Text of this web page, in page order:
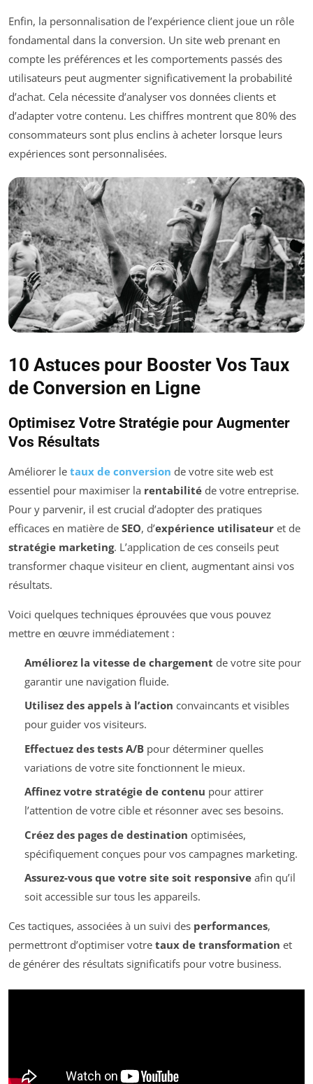
Enfin, la personnalisation de l’expérience client joue un rôle
fondamental dans la conversion. Un site web prenant en
compte les préférences et les comportements passés des
utilisateurs peut augmenter significativement la probabilité
d’achat. Cela nécessite d’analyser vos données clients et
d’adapter votre contenu. Les chiffres montrent que 80% des
consommateurs sont plus enclins à acheter lorsque leurs
expériences sont personnalisées.
10 Astuces pour Booster Vos Taux
de Conversion en Ligne
Optimisez Votre Stratégie pour Augmenter
Vos Résultats
Améliorer le taux de conversion de votre site web est
essentiel pour maximiser la rentabilité de votre entreprise.
Pour y parvenir, il est crucial d’adopter des pratiques
efficaces en matière de SEO, d’expérience utilisateur et de
stratégie marketing. L’application de ces conseils peut
transformer chaque visiteur en client, augmentant ainsi vos
résultats.
Voici quelques techniques éprouvées que vous pouvez
mettre en œuvre immédiatement :
Améliorez la vitesse de chargement de votre site pour
garantir une navigation fluide.
Utilisez des appels à l’action convaincants et visibles
pour guider vos visiteurs.
Effectuez des tests A/Bpour déterminer quelles
variations de votre site fonctionnent le mieux.
Affinez votre stratégie de contenu pour attirer
l’attention de votre cible et résonner avec ses besoins.
Créez des pages de destination optimisées,
spécifiquement conçues pour vos campagnes marketing.
Assurez-vous que votre site soit responsiveafin qu’il
soit accessible sur tous les appareils.
Ces tactiques, associées à un suivi des performances,
permettront d’optimiser votre taux de transformation et
de générer des résultats significatifs pour votre business.